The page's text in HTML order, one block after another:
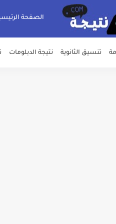
الصفحة
تنسيق الثانوية نتيجة الدبلومات